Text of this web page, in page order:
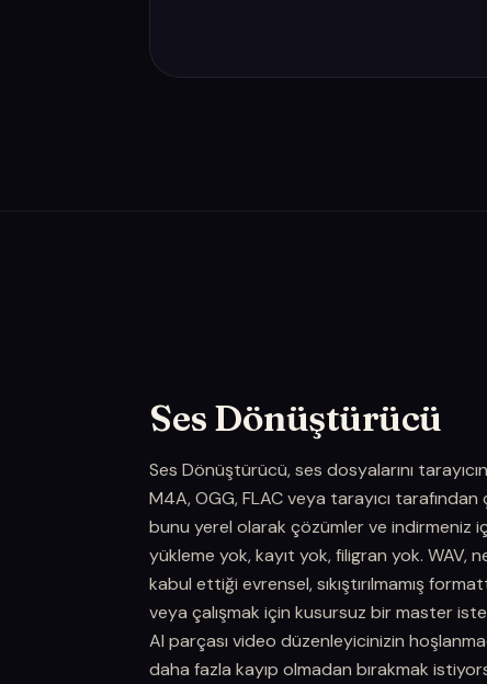
Ses Dönüştürücü
Ses Dönüştürücü, ses dosyalarını
M4A, OGG, FLAC veya tarayıcı
bunu yerel olarak çözümler ve indirmeniz
yükleme yok, kayıt yok, filigran yok.
kabul ettiği evrensel, sıkıştırılmamış
veya çalışmak için kusursuz bir master
AI parçası video düzenleyicinizin
daha fazla kayıp olmadan bırakmak